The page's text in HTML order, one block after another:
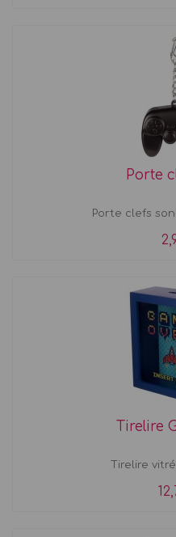
Porte
Porte clefs
Tirelire
Tirelire